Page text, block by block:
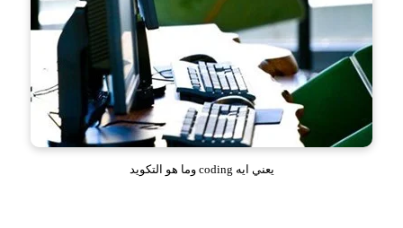
يعني ايه coding وما هو التكويد